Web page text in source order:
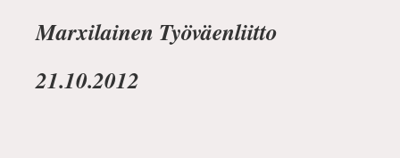
Marxilainen Työväenliitto
21.10.2012